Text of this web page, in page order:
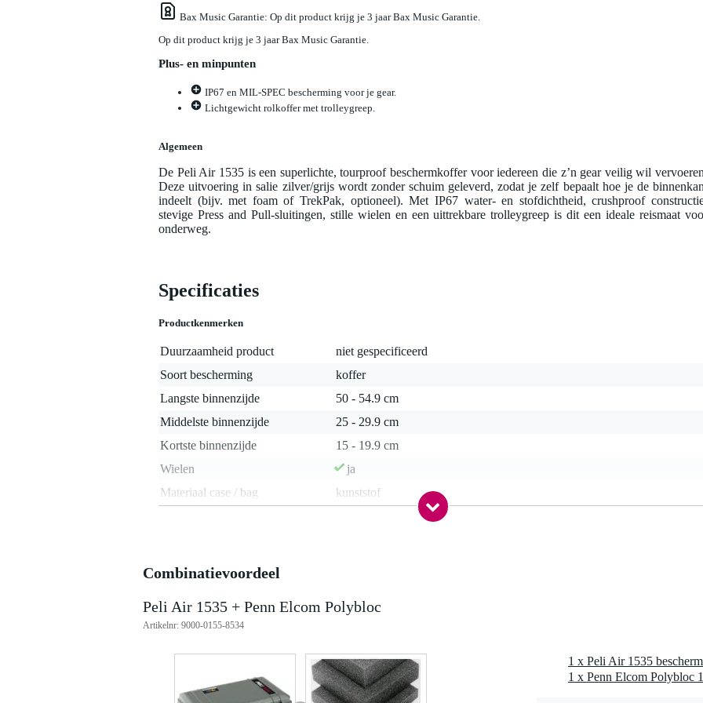
Bax Music Garantie: Op dit product krijg je 3 jaar Bax Music Garantie.
Op dit product krijg je 3 jaar Bax Music Garantie.
Plus- en minpunten
IP67 en MIL-SPEC bescherming voor je gear.
Lichtgewicht rolkoffer met trolleygreep.
Algemeen
De Peli Air 1535 is een superlichte, tourproof beschermkoffer voor iedereen die z’n gear veilig wil
Deze uitvoering in salie zilver/grijs wordt zonder schuim geleverd, zodat je zelf bepaalt hoe je de
indeelt (bijv. met foam of TrekPak, optioneel). Met IP67 water- en stofdichtheid, crushproof
stevige Press and Pull-sluitingen, stille wielen en een uittrekbare trolleygreep is dit een ideale reismaat
onderweg.
Specificaties
Productkenmerken
Duurzaamheid product
niet gespecificeerd
Soort bescherming
koffer
Langste binnenzijde
50 - 54.9 cm
Middelste binnenzijde
25 - 29.9 cm
Kortste binnenzijde
15 - 19.9 cm
Wielen
ja
Materiaal case / bag
kunststof
Afmeting(incl. verpakking)
Productspecificaties
inhoud verpakking: 1x Peli Air 1535 beschermkoffer (zonder schuim)
bescherming: crushproof, waterdicht en stofdicht (ip67)
certificering: mil-spec
Combinatievoordeel
Peli Air 1535 + Penn Elcom Polybloc
Artikelnr: 9000-0155-8534
1 x Penn Elcom Polybloc